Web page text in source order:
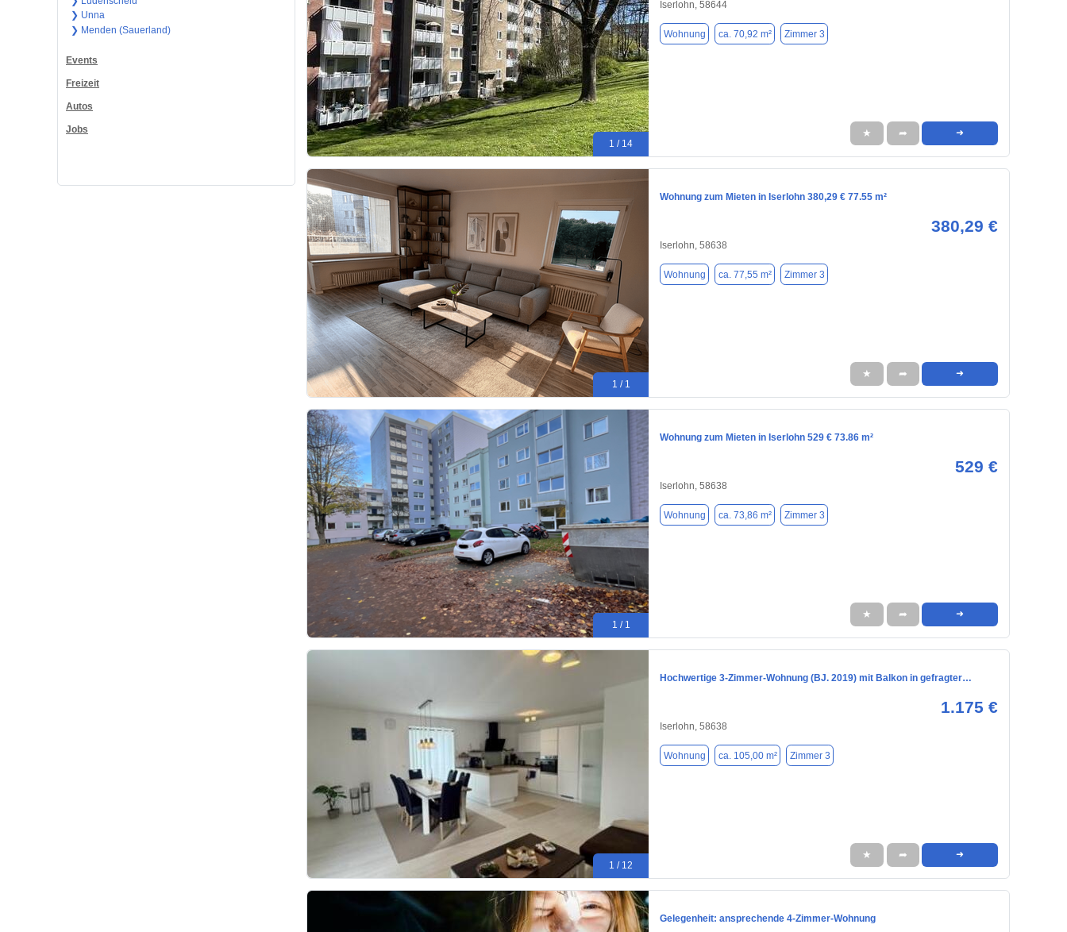
❯ Unna
❯ Menden (Sauerland)
Events
Freizeit
Autos
Jobs
1 / 14
Iserlohn, 58644
Wohnung ca. 70,92 m² Zimmer 3
★ ➦ ➜
1 / 1
Wohnung zum Mieten in Iserlohn 380,29 € 77.55 m²
380,29 €
Iserlohn, 58638
Wohnung ca. 77,55 m² Zimmer 3
★ ➦ ➜
1 / 1
Wohnung zum Mieten in Iserlohn 529 € 73.86 m²
529 €
Iserlohn, 58638
Wohnung ca. 73,86 m² Zimmer 3
★ ➦ ➜
1 / 12
Hochwertige 3-Zimmer-Wohnung (BJ. 2019) mit Balkon in gefragter…
1.175 €
Iserlohn, 58638
Wohnung ca. 105,00 m² Zimmer 3
★ ➦ ➜
Gelegenheit: ansprechende 4-Zimmer-Wohnung